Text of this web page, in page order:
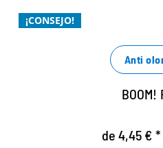
¡CONSEJO!
Anti
de 4,45 € *